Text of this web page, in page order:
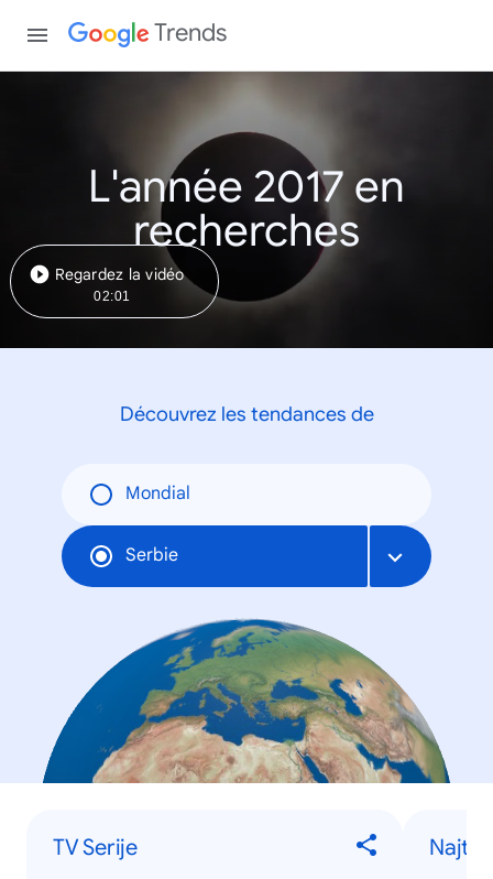
Trends
L'année 2017 en
recherches
Regardez la vidéo
02:01
Découvrez les tendances de
Mondial
Serbie
TV Serije